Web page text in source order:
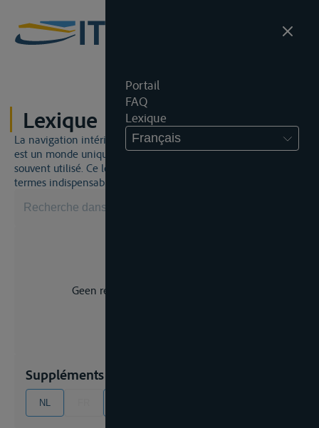
Portail
FAQ
Lexique
Français
Lexique
La navigation intérieure et du droit de la navigation intérieure
est un monde unique. Cela signifie qu'un jargon spécifique est
souvent utilisé. Ce lexique vous aidera à maîtriser certains
termes indispensables.
Geen resultaat voor uw zoekopdracht.
Suppléments pour étiage
NL